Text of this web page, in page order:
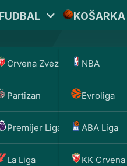
FUDBAL
Crvena Zvezda
Partizan
Premijer Liga
La Liga
KOŠARKA
NBA
Evroliga
ABA Liga
KK
BET UPLATI
200